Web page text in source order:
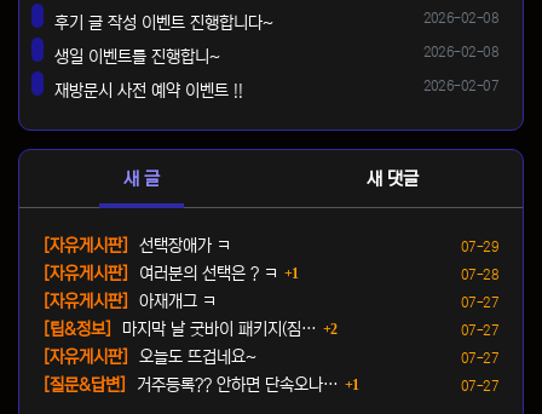
등록일
2026-02-08
후기 글 작성 이벤트 진행합니다~
등록일
2026-02-08
생일 이벤트를 진행합니~
등록일
2026-02-07
재방문시 사전 예약 이벤트 !!
새 글 새 댓글
등록일
07-29
[자유게시판]
선택장애가 ㅋ
등록일
07-28
[자유게시판] 여러분의 선택은 ? ㅋ 1
등록일
07-27
[자유게시판]
아재개그 ㅋ
등록일
07-27
[팁&정보] 마지막 날 굿바이 패키지(짐… 2댓글
등록일
07-27
[자유게시판]
오늘도 뜨겁네요~
등록일
07-27
[질문&답변] 거주등록?? 안하면 단속오나… 1